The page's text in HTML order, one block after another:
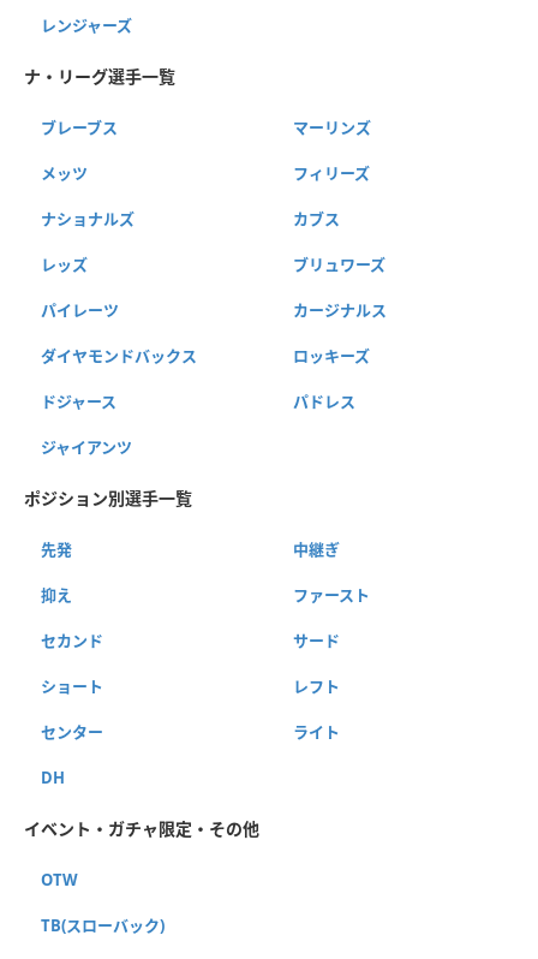
レンジャーズ
ナ・リーグ選手一覧
ブレーブス マーリンズ
メッツ フィリーズ
ナショナルズ カブス
レッズ ブリュワーズ
パイレーツ カージナルス
ダイヤモンドバックス ロッキーズ
ドジャース パドレス
ジャイアンツ
ポジション別選手一覧
先発 中継ぎ
抑え ファースト
セカンド サード
ショート レフト
センター ライト
DH
イベント・ガチャ限定・その他
OTW
TB(スローバック)